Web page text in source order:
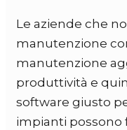
Le aziende che
manutenzione
manutenzione
produttività e
software giusto
impianti possono